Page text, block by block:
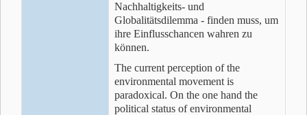
Nachhaltigkeits- und
Globalitätsdilemma - finden muss, um
ihre Einflusschancen wahren zu
können.
The current perception of the
environmental movement is
paradoxical. On the one hand the
political status of environmental